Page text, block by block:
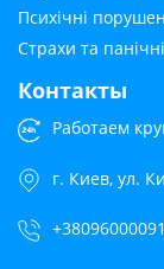
Психічні
Страхи та
Контакты
Работаем
г. Киев, ул.